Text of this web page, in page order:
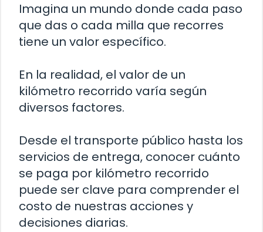
Imagina un mundo donde cada paso
que das o cada milla que recorres
tiene un valor específico.
En la realidad, el valor de un
kilómetro recorrido varía según
diversos factores.
Desde el transporte público hasta los
servicios de entrega, conocer cuánto
se paga por kilómetro recorrido
puede ser clave para comprender el
costo de nuestras acciones y
decisiones diarias.